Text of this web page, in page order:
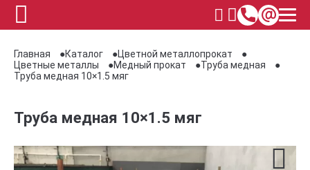
Главная Каталог
Цветной металлопрокат
Цветные металлы
Медный прокат
Труба медная
Труба медная 10×1.5 мяг
Труба медная 10×1.5 мяг